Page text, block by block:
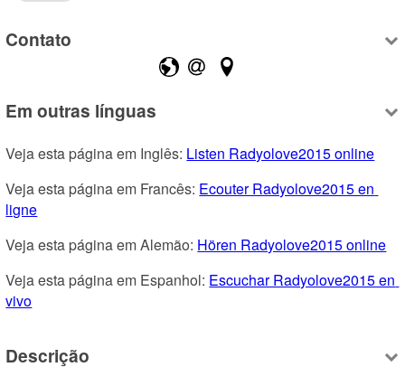
Contato
Em outras línguas
Veja esta página em Inglês: Listen Radyolove2015 online
Veja esta página em Francês: Ecouter Radyolove2015 en
ligne
Veja esta página em Alemão: Hören Radyolove2015 online
Veja esta página em Espanhol: Escuchar Radyolove2015 en
vivo
Descrição